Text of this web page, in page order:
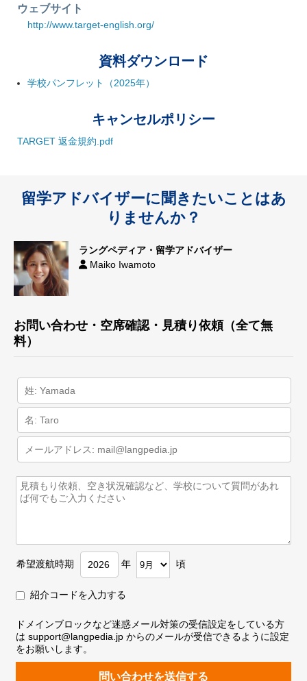
ウェブサイト
http://www.target-english.org/
資料ダウンロード
学校パンフレット（2025年）
キャンセルポリシー
TARGET 返金規約.pdf
留学アドバイザーに聞きたいことはあ
りませんか？
ラングペディア・留学アドバイザー
Maiko Iwamoto
お問い合わせ・空席確認・見積り依頼（全て無
料）
希望渡航時期 年 頃
紹介コードを入力する
ドメインブロックなど迷惑メール対策の受信設定をしている方
は support@langpedia.jp からのメールが受信できるように設定
をお願いします。
問い合わせを送信する